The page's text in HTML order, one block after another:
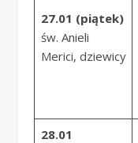
27.01 (piątek)
św. Anieli
Merici, dziewicy
28.01